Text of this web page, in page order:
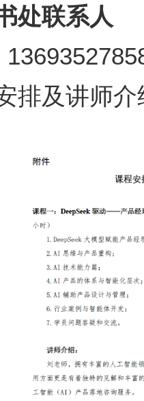
处联系人
排及讲师介